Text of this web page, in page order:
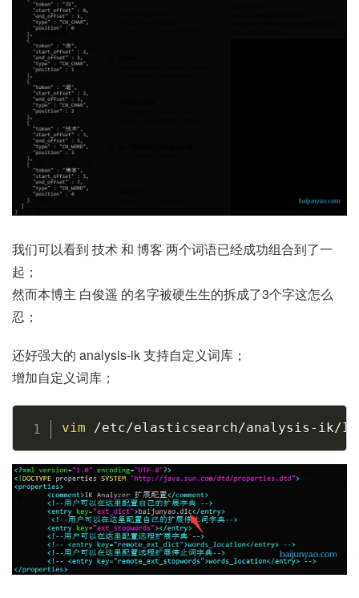
我们可以看到 技术 和 博客 两个词语已经成功组合到了一
起；
然而本博主 白俊遥 的名字被硬生生的拆成了3个字这怎么
忍；
还好强大的 analysis-ik 支持自定义词库；
增加自定义词库；
vim /etc/elasticsearch/analysis-ik/
Copy